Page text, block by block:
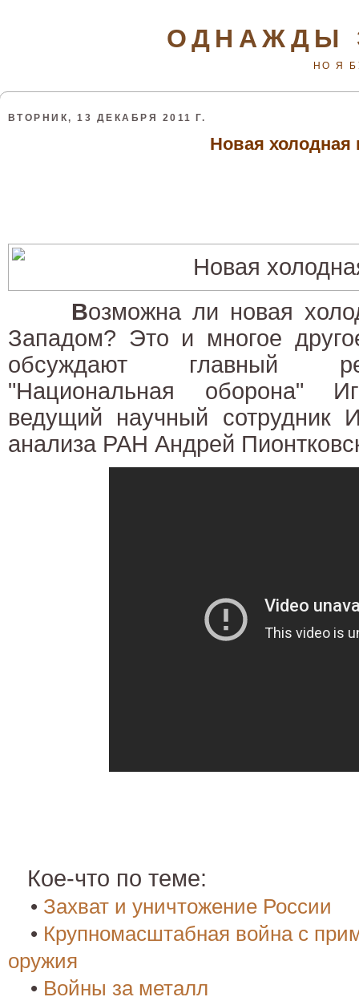
ОДНАЖДЫ
НО Я
ВТОРНИК, 13 ДЕКАБРЯ 2011 Г.
Новая холодная
Возможна ли новая
Западом? Это и многое
обсуждают главный
"Национальная оборона"
ведущий научный сотрудник
анализа РАН Андрей
Кое-что по теме:
• Захват и уничтожение России
• Крупномасштабная война с
оружия
• Войны за металл